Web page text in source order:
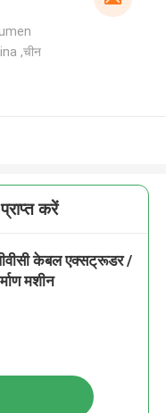
,चीन
करें
केबल एक्सट्रूडर /
मशीन